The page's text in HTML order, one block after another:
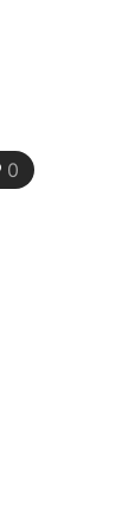
0